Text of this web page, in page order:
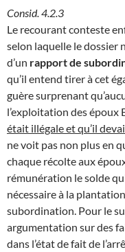
Consid. 4.2.3
Le recourant conteste
selon laquelle le dossier
d’un rapport de
qu’il entend tirer à cet
guère surprenant
l’exploitation des époux
était illégale et qu’il
ne voit pas non plus en
chaque récolte aux
rémunération le solde
nécessaire à la
subordination. Pour le
argumentation sur des
dans l’état de fait de